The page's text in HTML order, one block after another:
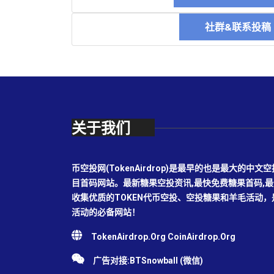
社群&联系投
关于我们
币空投网(TokenAirdrop)是最早的也是最大的中文
目首码网站。最新糖果空投资讯,最快免费糖果首码,
收集优质的TOKEN代币空投、空投糖果和羊毛活动
活动的必备网站！
TokenAirdrop.Org CoinAirdrop.Org
广告对接:BTSnowball (微信)